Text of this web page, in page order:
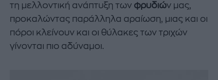
τη μελλοντική ανάπτυξη των φρυδιών μας,
προκαλώντας παράλληλα αραίωση, μιας και οι
πόροι κλείνουν και οι θύλακες των τριχών
γίνονται πιο αδύναμοι.